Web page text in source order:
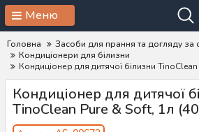
Меню
Головна
Засоби для прання та догляду за
Кондиціонери для білизни
Кондиціонер для дитячої білизни
Кондиціонер для дитячої
TinoClean Pure & Soft, 1л